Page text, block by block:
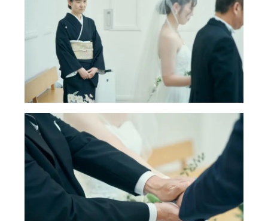
0748-38-5345
平日12:00～17:00 / 土日祝 9:00～19:00
火曜日・水曜日定休(祝日営業)
滋賀 結婚式場 ヴィラ・アンジェリカ近江八幡
〒523-0819 滋賀県近江八幡市西本郷町西3-4